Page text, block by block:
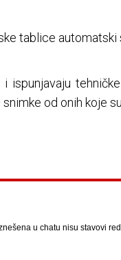
tablice
ispunjavaju
od onih koje
u chatu nisu stavovi